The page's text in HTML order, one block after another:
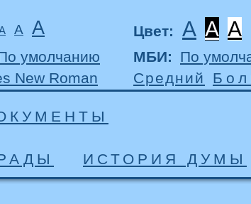
А А Цвет: A A A
умолчанию
New Roman
МБИ: По
Средний
ИСТОРИЯ ДУМЫ